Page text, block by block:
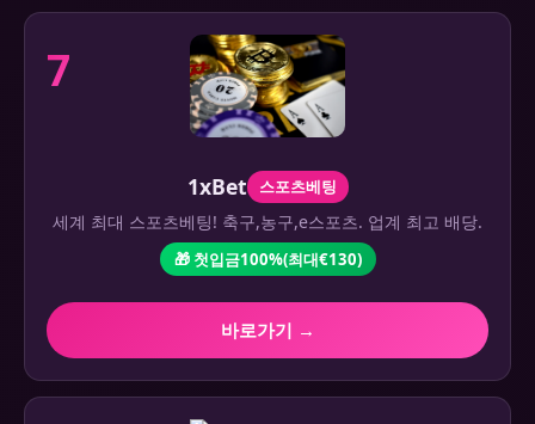
7
1xBet 스포츠베팅
세계 최대 스포츠베팅! 축구,농구,e스포츠. 업계 최고 배당.
🎁 첫입금100%(최대€130)
바로가기 →